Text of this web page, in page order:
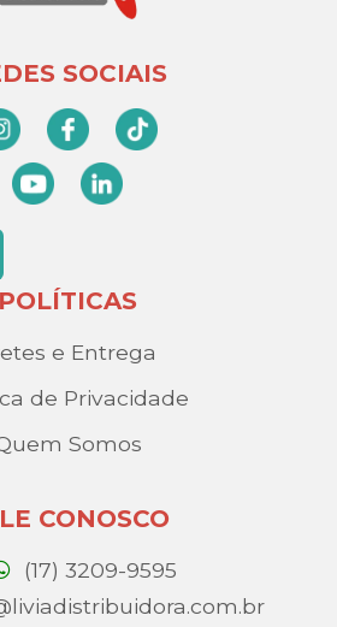
SOCIAIS
POLÍTICAS
e Entrega
de Privacidade
Somos
CONOSCO
(17) 3209-9595